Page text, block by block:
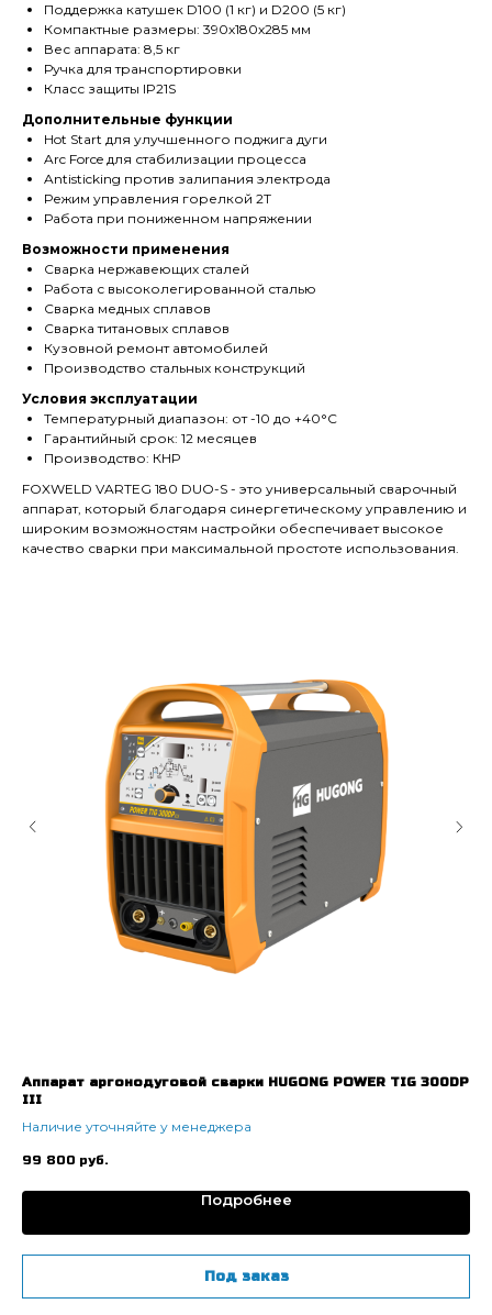
Поддержка катушек D100 (1 кг) и D200 (5 кг)
Компактные размеры: 390х180х285 мм
Вес аппарата: 8,5 кг
Ручка для транспортировки
Класс защиты IP21S
Дополнительные функции
Hot Start для улучшенного поджига дуги
Arc Force для стабилизации процесса
Antisticking против залипания электрода
Режим управления горелкой 2T
Работа при пониженном напряжении
Возможности применения
Сварка нержавеющих сталей
Работа с высоколегированной сталью
Сварка медных сплавов
Сварка титановых сплавов
Кузовной ремонт автомобилей
Производство стальных конструкций
Условия эксплуатации
Температурный диапазон: от -10 до +40°C
Гарантийный срок: 12 месяцев
Производство: КНР
FOXWELD VARTEG 180 DUO-S - это универсальный сварочный
аппарат, который благодаря синергетическому управлению и
широким возможностям настройки обеспечивает высокое
качество сварки при максимальной простоте использования.
Аппарат аргонодуговой сварки HUGONG POWER TIG 300DP
III
Наличие уточняйте у менеджера
99 800 руб.
Подробнее
Под заказ